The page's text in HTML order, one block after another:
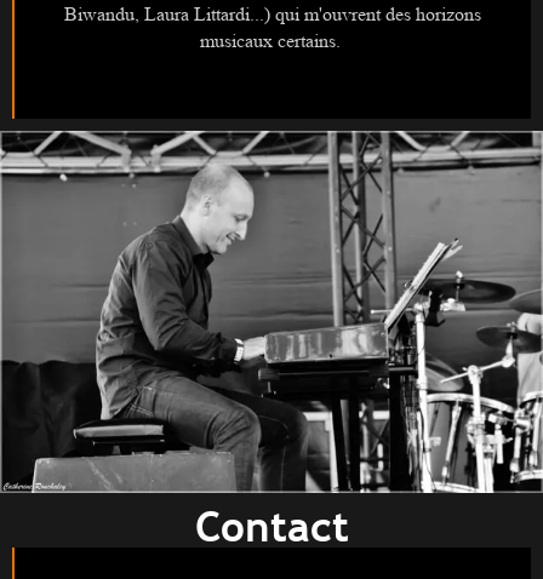
Biwandu, Laura Littardi
) qui m'ouvrent des horizons
musicaux certains.
Contact